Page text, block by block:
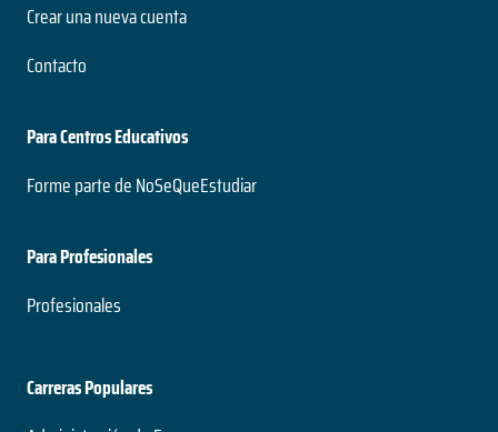
Crear una nueva cuenta
Contacto
Para Centros Educativos
Forme parte de NoSeQueEstudiar
Para Profesionales
Profesionales
Carreras Populares